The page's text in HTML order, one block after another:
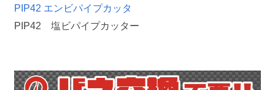
PIP42 エンビパイプカッタ
PIP42 塩ビパイプカッター